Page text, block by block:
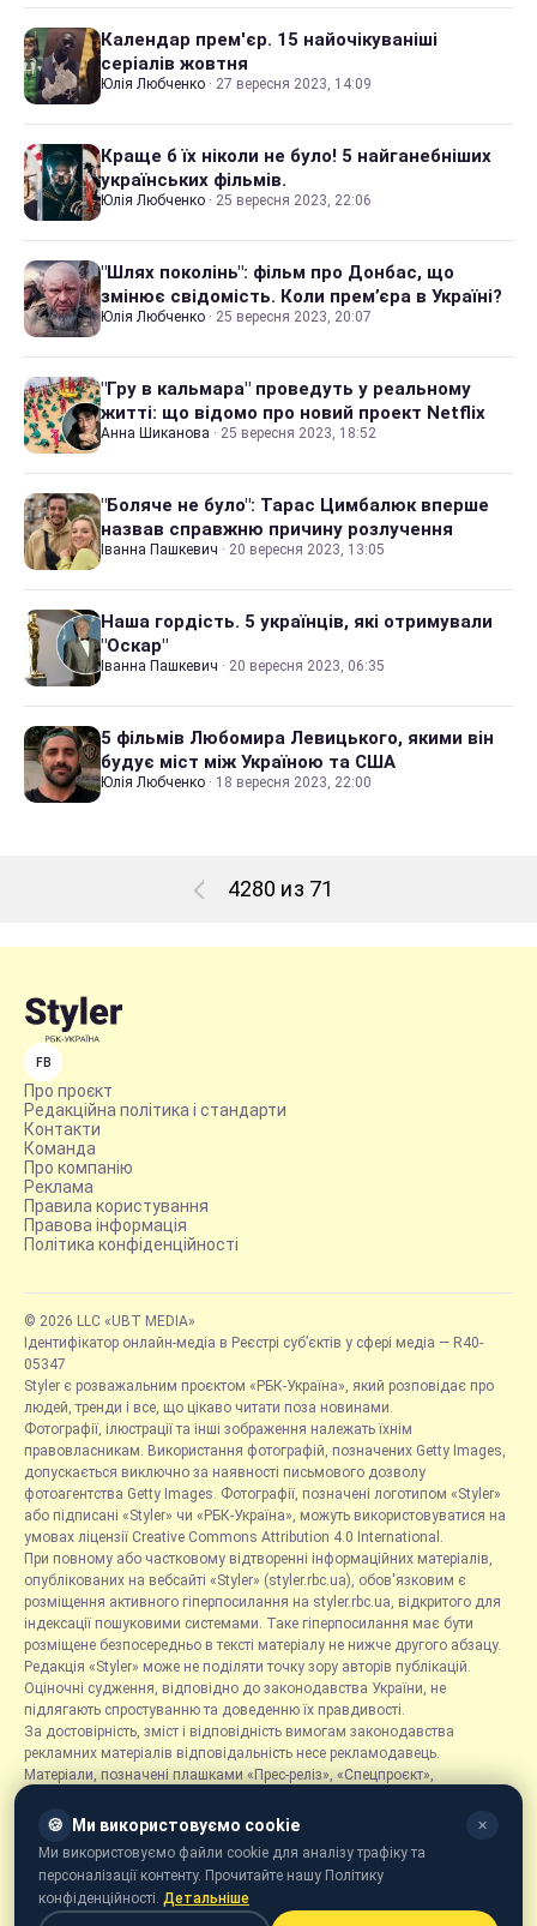
Календар прем'єр. 15 найочікуваніші
серіалів жовтня
Юлія Любченко · 27 вересня 2023, 14:09
Краще б їх ніколи не було! 5 найганебніших
українських фільмів.
Юлія Любченко · 25 вересня 2023, 22:06
"Шлях поколінь": фільм про Донбас, що
змінює свідомість. Коли прем’єра в Україні?
Юлія Любченко · 25 вересня 2023, 20:07
"Гру в кальмара" проведуть у реальному
житті: що відомо про новий проект Netflix
Анна Шиканова · 25 вересня 2023, 18:52
"Боляче не було": Тарас Цимбалюк вперше
назвав справжню причину розлучення
Іванна Пашкевич · 20 вересня 2023, 13:05
Наша гордість. 5 українців, які отримували
"Оскар"
Іванна Пашкевич · 20 вересня 2023, 06:35
5 фільмів Любомира Левицького, якими він
будує міст між Україною та США
Юлія Любченко · 18 вересня 2023, 22:00
4280 из 71
FB
Про проєкт
Редакційна політика і стандарти
Контакти
Команда
Про компанію
Реклама
Правила користування
Правова інформація
Політика конфіденційності
© 2026 LLC «UBT MEDIA»
Ідентифікатор онлайн-медіа в Реєстрі суб’єктів у сфері медіа — R40-
05347
Styler є розважальним проєктом «РБК-Україна», який розповідає про
людей, тренди і все, що цікаво читати поза новинами.
Фотографії, ілюстрації та інші зображення належать їхнім
правовласникам. Використання фотографій, позначених Getty Images,
допускається виключно за наявності письмового дозволу
фотоагентства Getty Images. Фотографії, позначені логотипом «Styler»
або підписані «Styler» чи «РБК-Україна», можуть використовуватися на
умовах ліцензії Creative Commons Attribution 4.0 International.
При повному або частковому відтворенні інформаційних матеріалів,
опублікованих на вебсайті «Styler» (styler.rbc.ua), обов'язковим є
розміщення активного гіперпосилання на styler.rbc.ua, відкритого для
індексації пошуковими системами. Таке гіперпосилання має бути
розміщене безпосередньо в тексті матеріалу не нижче другого абзацу.
Редакція «Styler» може не поділяти точку зору авторів публікацій.
Оціночні судження, відповідно до законодавства України, не
підлягають спростуванню та доведенню їх правдивості.
За достовірність, зміст і відповідність вимогам законодавства
рекламних матеріалів відповідальність несе рекламодавець.
Матеріали, позначені плашками «Прес-реліз», «Спецпроєкт»,
розміщуються на правах реклами.
Рубрика «Новини компаній» є інформаційним форматом, що містить
новини, повідомлення та оголошення, пов'язані з діяльністю
компаній, і ґрунтується на інформації, наданій відповідними
компаніями. Редакція не несе відповідальності за достовірність такої
🍪 Ми використовуємо cookie ✕
Ми використовуємо файли cookie для аналізу трафіку та
персоналізації контенту. Прочитайте нашу Політику
конфіденційності. Детальніше